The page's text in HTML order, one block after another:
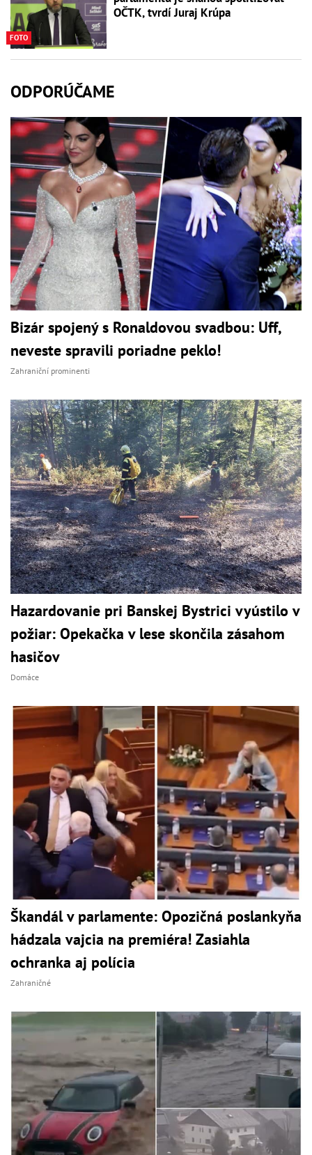
FOTO
OČTK, tvrdí Juraj Krúpa
ODPORÚČAME
Bizár spojený s Ronaldovou svadbou: Uff,
neveste spravili poriadne peklo!
Zahraniční prominenti
Hazardovanie pri Banskej Bystrici vyústilo v
požiar: Opekačka v lese skončila zásahom
hasičov
Domáce
Škandál v parlamente: Opozičná poslankyňa
hádzala vajcia na premiéra! Zasiahla
ochranka aj polícia
Zahraničné